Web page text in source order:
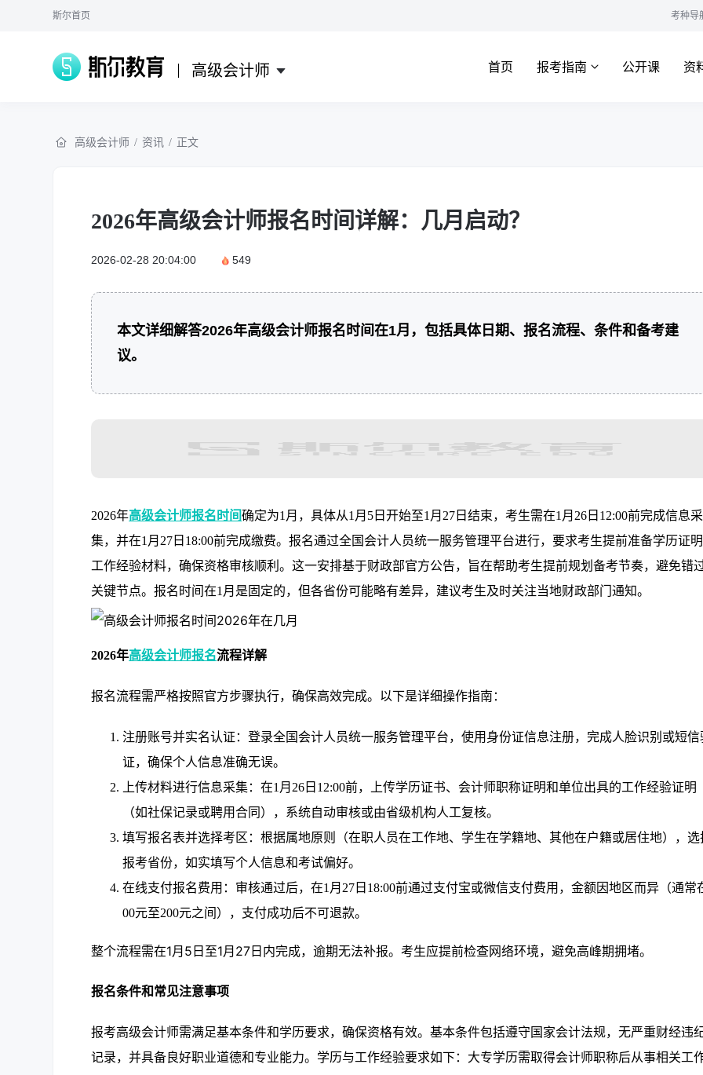
斯尔首页 考种导
高级会计师 首页 报考指南 公开课 资
高级会计师 / 资讯 / 正文
2026年高级会计师报名时间详解：几月启动？
2026-02-28 20:04:00 549
本文详细解答2026年高级会计师报名时间在1月，包括具体日期、报名流程、条件和备考建
议。
2026年高级会计师报名时间确定为1月，具体从1月5日开始至1月27日结束，考生需在1月26日12:00前完成信息采
集，并在1月27日18:00前完成缴费。报名通过全国会计人员统一服务管理平台进行，要求考生提前准备学历证
工作经验材料，确保资格审核顺利。这一安排基于财政部官方公告，旨在帮助考生提前规划备考节奏，避免错
关键节点。报名时间在1月是固定的，但各省份可能略有差异，建议考生及时关注当地财政部门通知。
2026年高级会计师报名流程详解
报名流程需严格按照官方步骤执行，确保高效完成。以下是详细操作指南：
注册账号并实名认证：登录全国会计人员统一服务管理平台，使用身份证信息注册，完成人脸识别或短信
证，确保个人信息准确无误。
上传材料进行信息采集：在1月26日12:00前，上传学历证书、会计师职称证明和单位出具的工作经验证明
（如社保记录或聘用合同），系统自动审核或由省级机构人工复核。
填写报名表并选择考区：根据属地原则（在职人员在工作地、学生在学籍地、其他在户籍或居住地），选
报考省份，如实填写个人信息和考试偏好。
在线支付报名费用：审核通过后，在1月27日18:00前通过支付宝或微信支付费用，金额因地区而异（通常
00元至200元之间），支付成功后不可退款。
整个流程需在1月5日至1月27日内完成，逾期无法补报。考生应提前检查网络环境，避免高峰期拥堵。
报名条件和常见注意事项
报考高级会计师需满足基本条件和学历要求，确保资格有效。基本条件包括遵守国家会计法规，无严重财经违
记录，并具备良好职业道德和专业能力。学历与工作经验要求如下：大专学历需取得会计师职称后从事相关工